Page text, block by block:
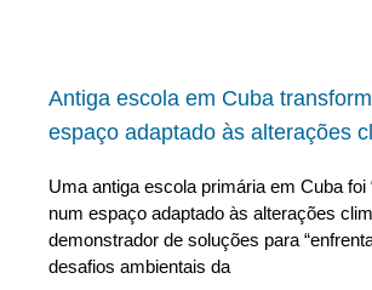
Antiga escola em Cuba
espaço adaptado às alterações
Uma antiga escola primária em Cuba foi
num espaço adaptado às alterações
demonstrador de soluções para
desafios ambientais da